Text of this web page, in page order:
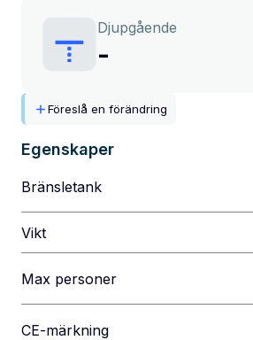
Djupgående
-
Föreslå en förändring
Egenskaper
Bränsletank
Vikt
Max personer
CE-märkning